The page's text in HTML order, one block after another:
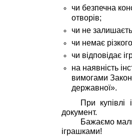
чи безпечна
отворів;
чи не
чи немає
чи відповідає
на наявність
вимогами
державної».
При купівлі
документ.
Бажаємо
іграшками!